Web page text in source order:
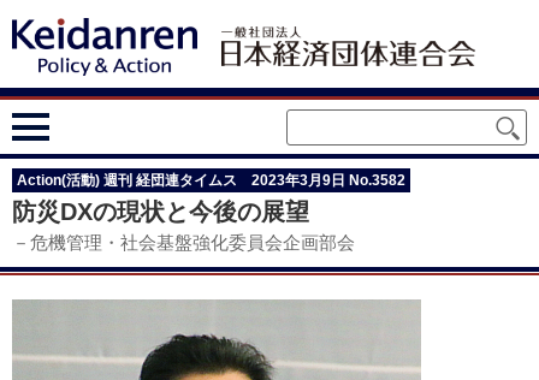
Action(活動) 週刊 経団連タイムス 2023年3月9日 No.3582
防災DXの現状と今後の展望
－危機管理・社会基盤強化委員会企画部会